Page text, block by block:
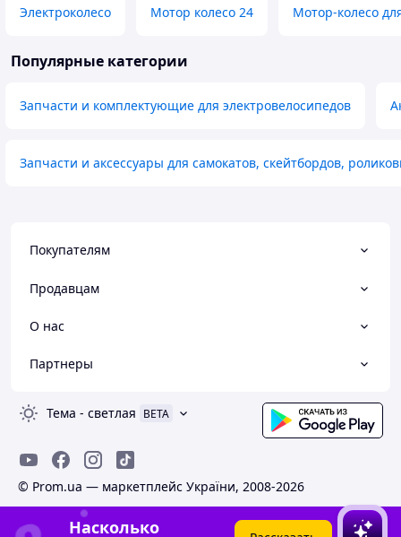
Электроколесо Мотор колесо 24 Мотор-колесо
Популярные категории
Запчасти и комплектующие для электровелосипедов
Запчасти и аксессуары для самокатов, скейтбордов,
Покупателям
Продавцам
О нас
Партнеры
Тема - светлая BETA
© Prom.ua — маркетплейс України, 2008-2026
Насколько